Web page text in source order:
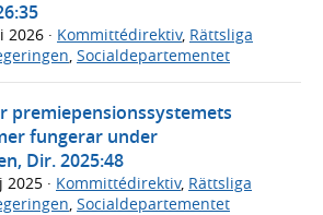
2026 · Kommittédirektiv, Rättsliga
, Socialdepartementet
premiepensionssystemets
fungerar under
Dir. 2025:48
2025 · Kommittédirektiv, Rättsliga
Socialdepartementet